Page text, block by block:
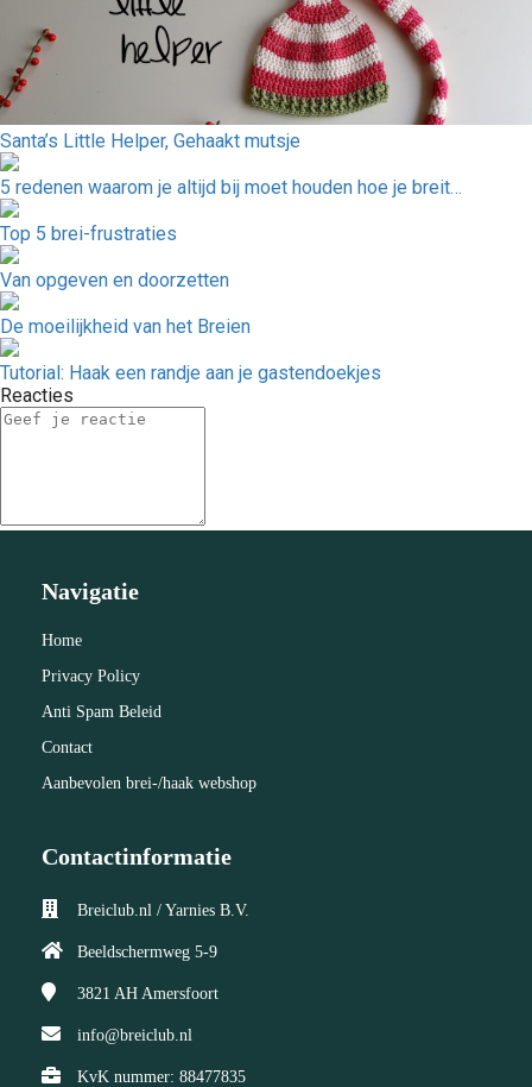
Santa’s Little Helper, Gehaakt mutsje
5 redenen waarom je altijd bij moet houden hoe je breit…
Top 5 brei-frustraties
Van opgeven en doorzetten
De moeilijkheid van het Breien
Tutorial: Haak een randje aan je gastendoekjes
Reacties
Navigatie
Home
Privacy Policy
Anti Spam Beleid
Contact
Aanbevolen brei-/haak webshop
Contactinformatie
Breiclub.nl / Yarnies B.V.
Beeldschermweg 5-9
3821 AH Amersfoort
info@breiclub.nl
KvK nummer: 88477835